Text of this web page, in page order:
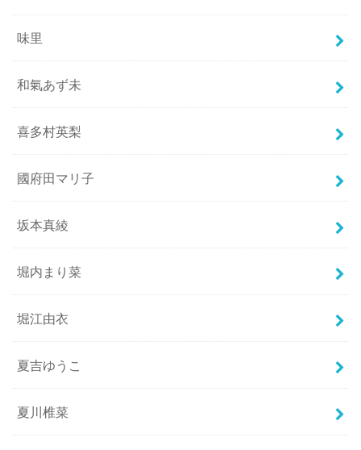
味里
和氣あず未
喜多村英梨
國府田マリ子
坂本真綾
堀内まり菜
堀江由衣
夏吉ゆうこ
夏川椎菜